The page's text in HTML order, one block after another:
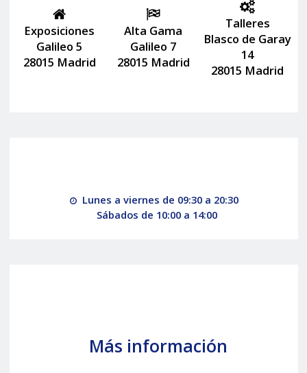
Exposiciones
Galileo 5
28015 Madrid
Alta Gama
Galileo 7
28015 Madrid
Talleres
Blasco de Garay
14
28015 Madrid
Lunes a viernes de 09:30 a 20:30
Sábados de 10:00 a 14:00
Más información